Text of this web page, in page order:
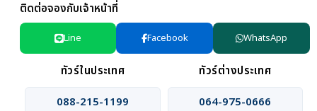
ติดต่อจองกับเจ้าหน้าที่
Line Facebook WhatsApp
ทัวร์ในประเทศ
ทัวร์ต่างประเทศ
088-215-1199
064-975-0666